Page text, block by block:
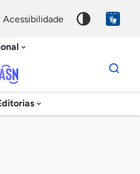
acessibilidade
Dados
para
chave